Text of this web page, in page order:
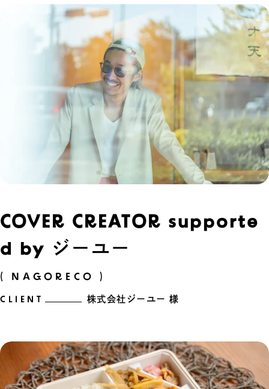
COVER CREATOR supporte
d by ジーユー
( NAGORECO )
CLIENT 株式会社ジーユー 様